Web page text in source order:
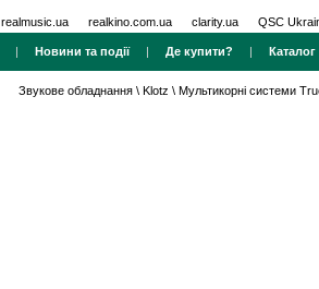
realmusic.ua realkino.com.ua clarity.ua QSC
| Новини та події| Де купити? | Каталог
Звукове обладнання \ Klotz \ Мультикорні системи